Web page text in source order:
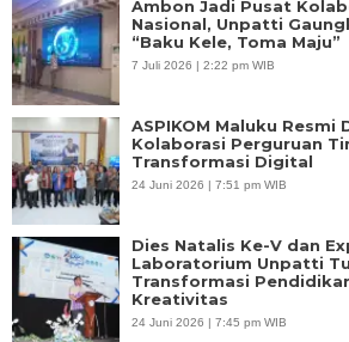
Ambon Jadi Pusat
Nasional, Unpatti
“Baku Kele, Toma Maju”
7 Juli 2026 | 2:22 pm WIB
ASPIKOM Maluku
Kolaborasi Perguruan
Transformasi Digital
24 Juni 2026 | 7:51 pm WIB
Dies Natalis Ke-V dan
Laboratorium Unpatti
Transformasi
Kreativitas
24 Juni 2026 | 7:45 pm WIB